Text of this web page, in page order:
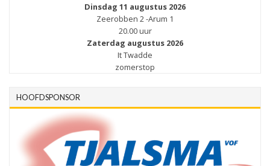
Dinsdag 11 augustus 2026
Zeerobben 2 -Arum 1
20.00 uur
Zaterdag augustus 2026
It Twadde
zomerstop
HOOFDSPONSOR